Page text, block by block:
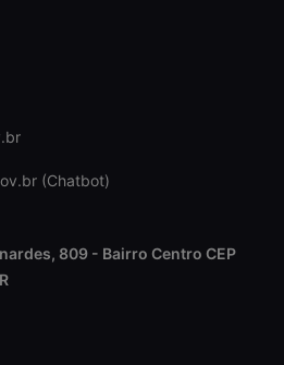
(Chatbot)
809 - Bairro Centro CEP